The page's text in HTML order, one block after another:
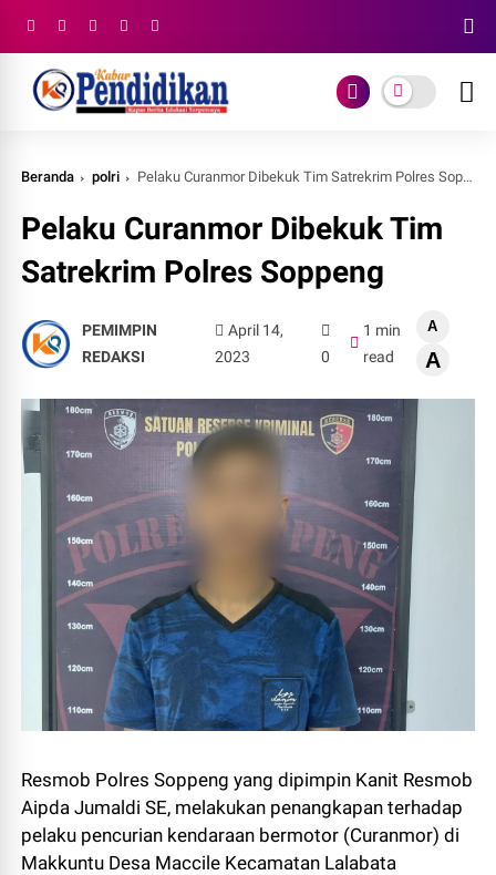
Beranda polri Pelaku Curanmor Dibekuk Tim Satrekrim Polres Soppeng
Pelaku Curanmor Dibekuk Tim
Satrekrim Polres Soppeng
PEMIMPIN
REDAKSI
April 14,
2023
0
1 min
read
A
A
Resmob Polres Soppeng yang dipimpin Kanit Resmob
Aipda Jumaldi SE, melakukan penangkapan terhadap
pelaku pencurian kendaraan bermotor (Curanmor) di
Makkuntu Desa Maccile Kecamatan Lalabata